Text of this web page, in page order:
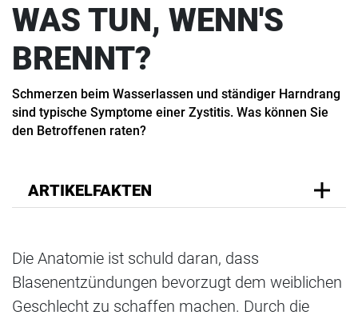
WAS TUN, WENN'S
BRENNT?
Schmerzen beim Wasserlassen und ständiger Harndrang
sind typische Symptome einer Zystitis. Was können Sie
den Betroffenen raten?
ARTIKELFAKTEN
Die Anatomie ist schuld daran, dass
Blasenentzündungen bevorzugt dem weiblichen
Geschlecht zu schaffen machen. Durch die